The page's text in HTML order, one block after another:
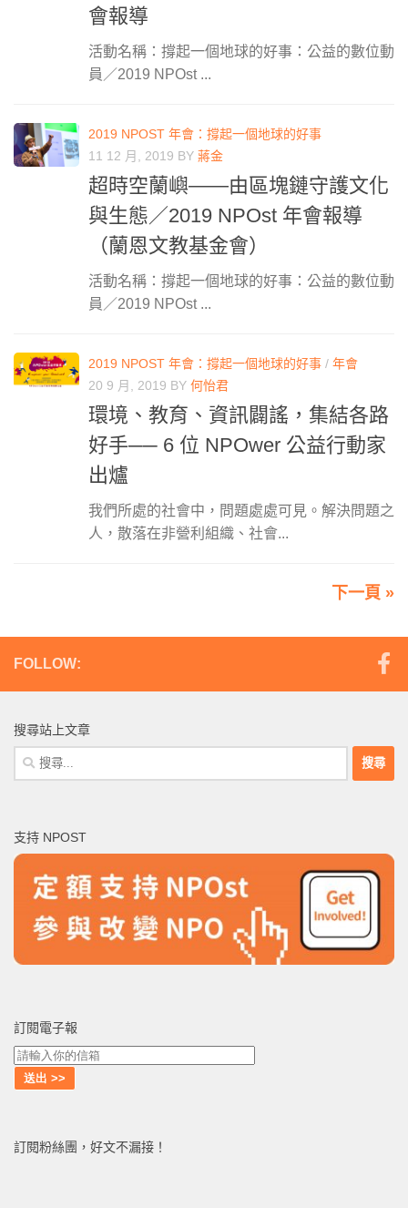
會報導
活動名稱：撐起一個地球的好事：公益的數位動
員／2019 NPOst ...
2019 NPOST 年會：撐起一個地球的好事
11 12 月, 2019 BY 蔣金
超時空蘭嶼——由區塊鏈守護文化
與生態／2019 NPOst 年會報導
（蘭恩文教基金會）
活動名稱：撐起一個地球的好事：公益的數位動
員／2019 NPOst ...
2019 NPOST 年會：撐起一個地球的好事 / 年會
20 9 月, 2019 BY 何怡君
環境、教育、資訊闢謠，集結各路
好手── 6 位 NPOwer 公益行動家
出爐
我們所處的社會中，問題處處可見。解決問題之
人，散落在非營利組織、社會...
下一頁 »
FOLLOW:
搜尋站上文章
搜
尋
字:
支持 NPOST
訂閱電子報
訂閱粉絲團，好文不漏接！